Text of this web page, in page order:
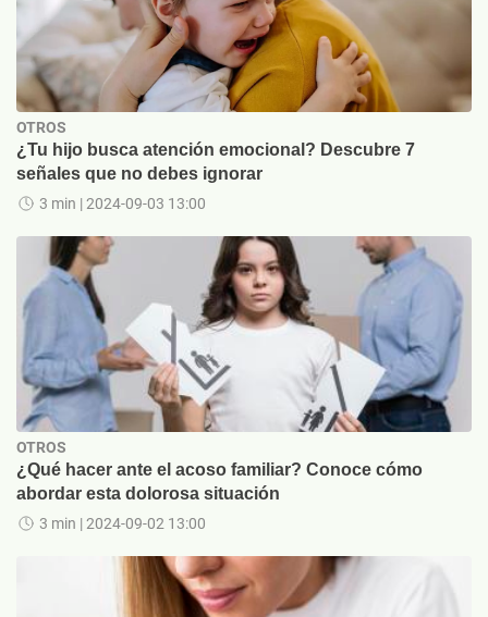
OTROS
¿Tu hijo busca atención emocional? Descubre 7
señales que no debes ignorar
3 min | 2024-09-03 13:00
OTROS
¿Qué hacer ante el acoso familiar? Conoce cómo
abordar esta dolorosa situación
3 min | 2024-09-02 13:00